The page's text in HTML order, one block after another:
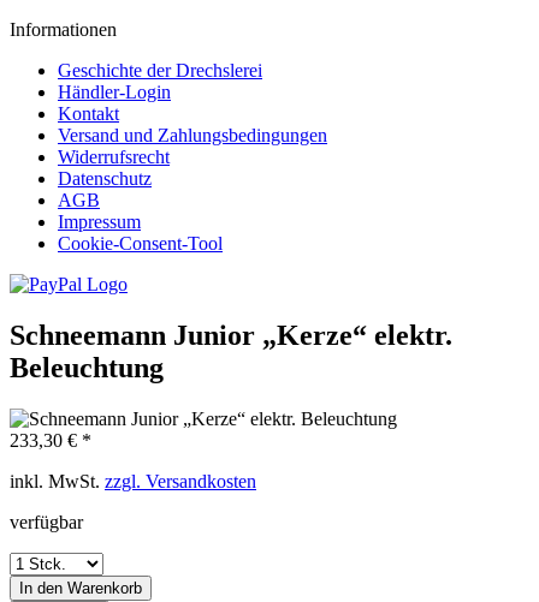
Informationen
Geschichte der Drechslerei
Händler-Login
Kontakt
Versand und Zahlungsbedingungen
Widerrufsrecht
Datenschutz
AGB
Impressum
Cookie-Consent-Tool
Schneemann Junior „Kerze“ elektr.
Beleuchtung
233,30 € *
inkl. MwSt. zzgl. Versandkosten
verfügbar
In den Warenkorb